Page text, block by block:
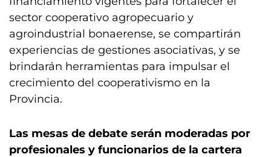
sector cooperativo agropecuario y
agroindustrial bonaerense, se compartirán
experiencias de gestiones asociativas, y se
brindarán herramientas para impulsar el
crecimiento del cooperativismo en la
Provincia.
Las mesas de debate serán moderadas por
profesionales y funcionarios de la cartera